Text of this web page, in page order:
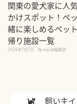
関東の愛犬家に人
かけスポット！ペ
緒に楽しめるペッ
帰り施設一覧
2026年7月7日 By equall編集部
飼い主イ